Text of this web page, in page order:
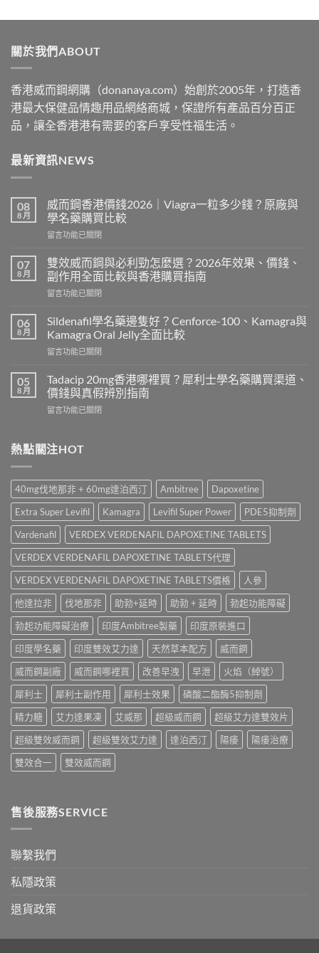
$329
關於我們ABOUT
香港威而鋼網購（donanaya.com）始創於2005年，打造香
港最大保健品情趣用品網絡商城，保證所有產品百分百正
品，讓全香港港有需要的客戶享受性福生活。
最新資訊NEWS
08
8 月
威而鋼香港價錢2026｜Viagra一粒多少錢？原廠與
學名藥購買比較
在
而
鋼
香
港
錢
2026
Viagra
粒
多
錢？
與
藥
購
買
比
較〉
中
留言功能已關閉
07
8 月
雙效威而鋼與必利勁怎麼選？2026年效果、價錢、
副作用全面比較與香港購買指南
在
效
威
而
鋼
必
利
勁
怎
2026
果、
價
錢、
副
作
用
全
面
比
較
與
香
港
購
買
指
南〉
留言功能已關閉
06
8 月
Sildenafil學名藥邊隻好？Cenforce-100、Kamagra與
Kamagra Oral Jelly全面比較
在
學
名
藥
邊
Cenforce-
與
Kamagra
Jelly
全
面
比
較〉
中
留言功能已關閉
05
8 月
Tadacip 20mg香港哪裡買？犀利士學名藥購買渠道、
價錢與真假辨別指南
在
香
港
裡
買？
犀
利
士
學
名
藥
購
買
渠
道、
價
錢
與
真
假
辨
指
南〉
中
留言功能已關閉
熱點關注HOT
40mg伐地那非 + 60mg達泊西汀 Ambitree
Dapoxetine
Extra Super Levifil
Kamagra Levifil Super Power
PDE5抑制劑
Vardenafil
VERDEX VERDENAFIL DAPOXETINE TABLETS
VERDEX VERDENAFIL DAPOXETINE TABLETS代理
VERDEX VERDENAFIL DAPOXETINE TABLETS價格
人參
他達拉非
伐地那非 助勃+延時 助勃 + 延時
勃起功能障礙
勃起功能障礙治療
印度Ambitree製藥
印度原裝進口
印度學名藥
印度雙效艾力達 天然草本配方
威而鋼
威而鋼副廠
威而鋼哪裡買 改善早洩 早泄
火焰（綽號）
犀利士
犀利士副作用 犀利士效果
磷酸二酯酶5抑制劑
精力糖
艾力達果凍 艾威那 超級威而鋼
超級艾力達雙效片
超級雙效威而鋼
超級雙效艾力達 達泊西汀 陽痿
陽痿治療
雙效合一
雙效威而鋼
售後服務SERVICE
聯繫我們
私隱政策
退貨政策